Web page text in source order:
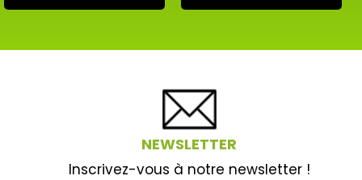
NEWSLETTER
Inscrivez-vous à notre newsletter !